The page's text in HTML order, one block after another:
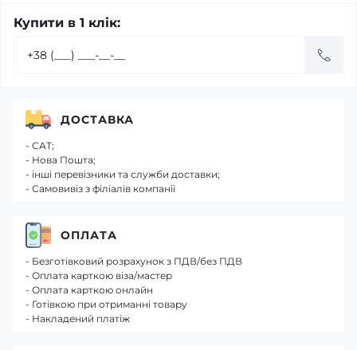
Купити в 1 клік:
ДОСТАВКА
- САТ;
- Нова Пошта;
- інші перевізники та служби доставки;
- Самовивіз з філіалів компанії
ОПЛАТА
- Безготівковий розрахунок з ПДВ/без ПДВ
- Оплата карткою віза/мастер
- Оплата карткою онлайн
- Готівкою при отриманні товару
- Накладений платіж